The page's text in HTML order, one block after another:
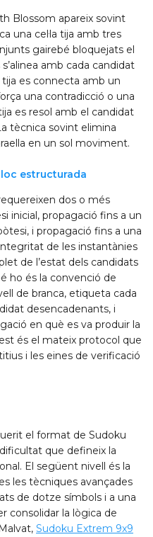
Blossom apareix sovint
una cel·la tija amb tres
gairebé bloquejats el
amb cada candidat
tija es connecta amb un
una contradicció o una
es resol amb el candidat
tècnica sovint elimina
en un sol moviment.
estructurada
dos o més
inicial, propagació fins a un
i propagació fins a una
de les instantànies
de l’estat dels candidats
ho és la convenció de
de branca, etiqueta cada
desencadenants, i
en què es va produir la
és el mateix protocol que
i les eines de verificació
el format de Sudoku
que defineix la
El següent nivell és la
les tècniques avançades
de dotze símbols i a una
consolidar la lògica de
Sudoku Extrem 9x9